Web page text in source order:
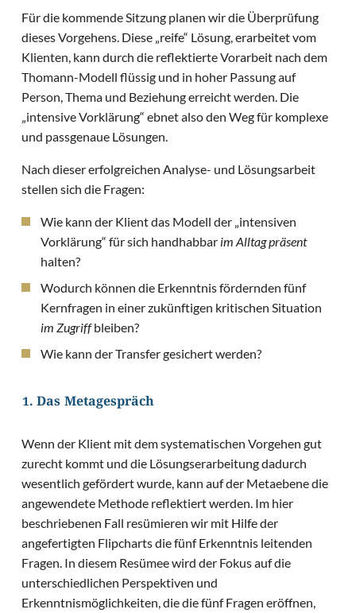
Für die kommende Sitzung planen wir die Überprüfung
dieses Vorgehens. Diese „reife“ Lösung, erarbeitet vom
Klienten, kann durch die reflektierte Vorarbeit nach dem
Thomann-Modell flüssig und in hoher Passung auf
Person, Thema und Beziehung erreicht werden. Die
„intensive Vorklärung“ ebnet also den Weg für komplexe
und passgenaue Lösungen.
Nach dieser erfolgreichen Analyse- und Lösungsarbeit
stellen sich die Fragen:
Wie kann der Klient das Modell der „intensiven
Vorklärung“ für sich handhabbar im Alltag präsent
halten?
Wodurch können die Erkenntnis fördernden fünf
Kernfragen in einer zukünftigen kritischen Situation
im Zugriffbleiben?
Wie kann der Transfer gesichert werden?
1. Das Metagespräch
Wenn der Klient mit dem systematischen Vorgehen gut
zurecht kommt und die Lösungserarbeitung dadurch
wesentlich gefördert wurde, kann auf der Metaebene die
angewendete Methode reflektiert werden. Im hier
beschriebenen Fall resümieren wir mit Hilfe der
angefertigten Flipcharts die fünf Erkenntnis leitenden
Fragen. In diesem Resümee wird der Fokus auf die
unterschiedlichen Perspektiven und
Erkenntnismöglichkeiten, die die fünf Fragen eröffnen,